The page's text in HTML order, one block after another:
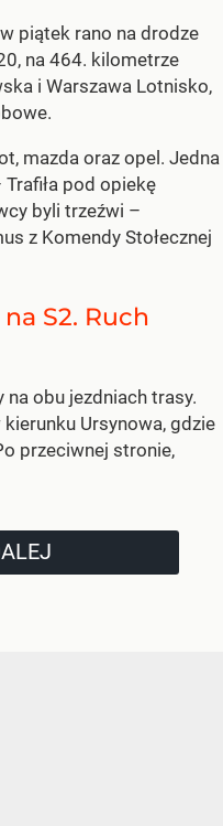
piątek rano na drodze
na 464. kilometrze
i Warszawa Lotnisko,
mazda oraz opel. Jedna
pod opiekę
byli trzeźwi –
z Komendy Stołecznej
S2. Ruch
obu jezdniach trasy.
Ursynowa, gdzie
przeciwnej stronie,